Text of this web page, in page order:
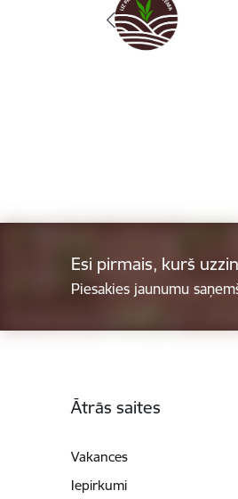
Esi pirmais, kurš
Piesakies jaunumu
Ātrās saites
Vakances
Iepirkumi